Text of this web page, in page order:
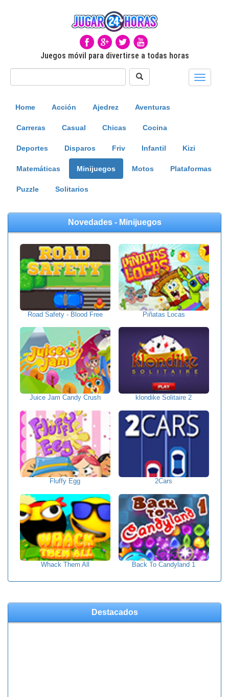
Juegos móvil para divertirse a todas horas
Toggle
Home Acción Ajedrez Aventuras
Carreras Casual Chicas Cocina
Deportes Disparos Friv Infantil Kizi
Matemáticas Minijuegos Motos Plataformas
Puzzle Solitarios
Novedades - Minijuegos
Road Safety - Blood Free Piñatas Locas
Juice Jam Candy Crush klondike Solitaire 2
Fluffy Egg 2Cars
Whack Them All Back To Candyland 1
Destacados